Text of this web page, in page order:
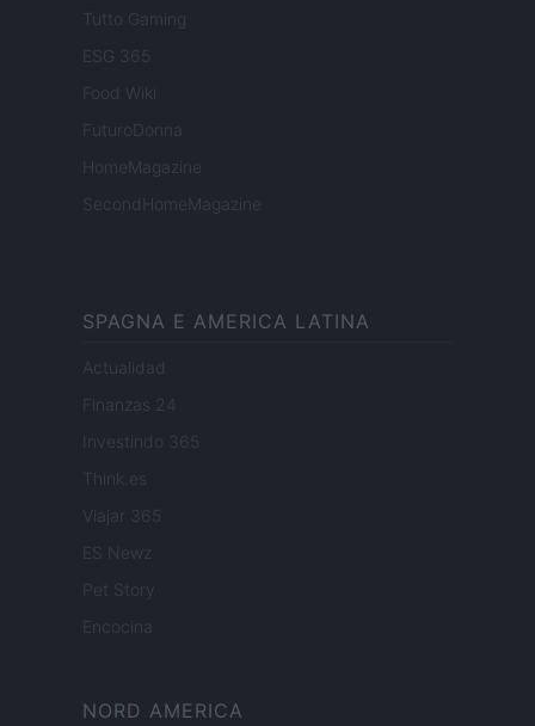
Tutto Gaming
ESG 365
Food Wiki
FuturoDonna
HomeMagazine
SecondHomeMagazine
SPAGNA E AMERICA LATINA
Actualidad
Finanzas 24
Investindo 365
Think.es
Viajar 365
ES Newz
Pet Story
Encocina
NORD AMERICA